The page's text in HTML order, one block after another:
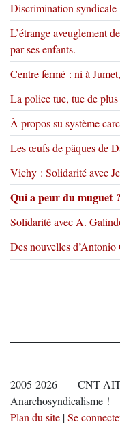
Discrimination
L’étrange aveuglement
par ses enfants.
Centre fermé : ni à
La police tue, tue de
À propos su système
Les œufs de pâques de
Vichy : Solidarité avec
Qui a peur du muguet ?
Solidarité avec A.
Des nouvelles
2005-2026 — CNT-AIT
Anarchosyndicalisme !
Plan du site |Se